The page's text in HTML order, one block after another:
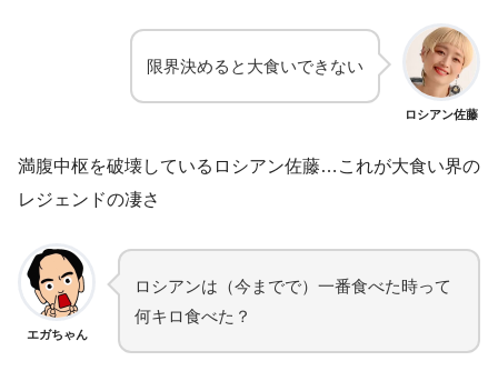
ロシアン佐藤
限界決めると大食いできない
満腹中枢を破壊しているロシアン佐藤…これが大食い界の
レジェンドの凄さ
エガちゃん
ロシアンは（今までで）一番食べた時って
何キロ食べた？